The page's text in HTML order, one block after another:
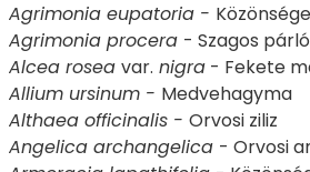
Agrimonia eupatoria -
Agrimonia procera - Szagos
Alcea rosea var. nigra - Fekete
Allium ursinum - Medvehagyma
Althaea officinalis - Orvosi ziliz
Angelica archangelica - Orvosi